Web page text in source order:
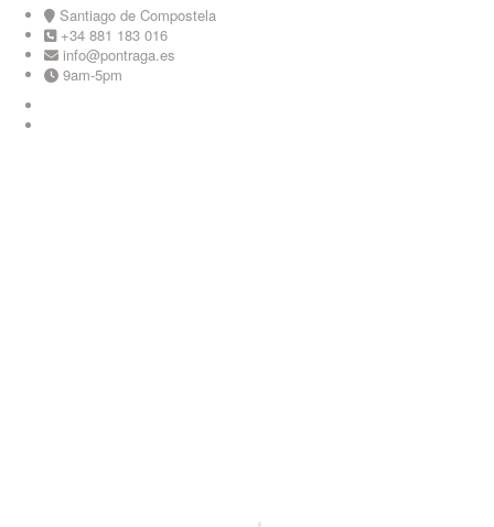
Skip
content
Santiago de Compostela
+34 881 183 016
info@pontraga.es
9am-5pm